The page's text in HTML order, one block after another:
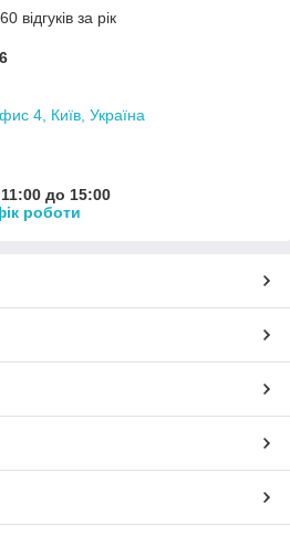
відгуків за рік
4, Київ, Україна
до 15:00
роботи